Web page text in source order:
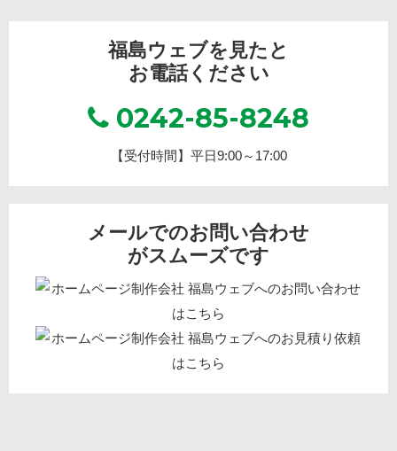
福島ウェブを見たと
お電話ください
0242-85-8248
【受付時間】平日9:00～17:00
メールでのお問い合わせ
がスムーズです